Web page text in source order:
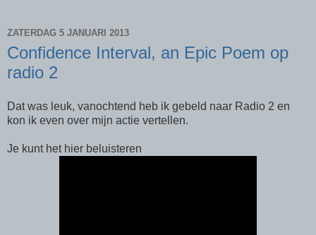
ZATERDAG 5 JANUARI 2013
Confidence Interval, an Epic Poem op
radio 2
Dat was leuk, vanochtend heb ik gebeld naar Radio 2 en
kon ik even over mijn actie vertellen.
Je kunt het hier beluisteren